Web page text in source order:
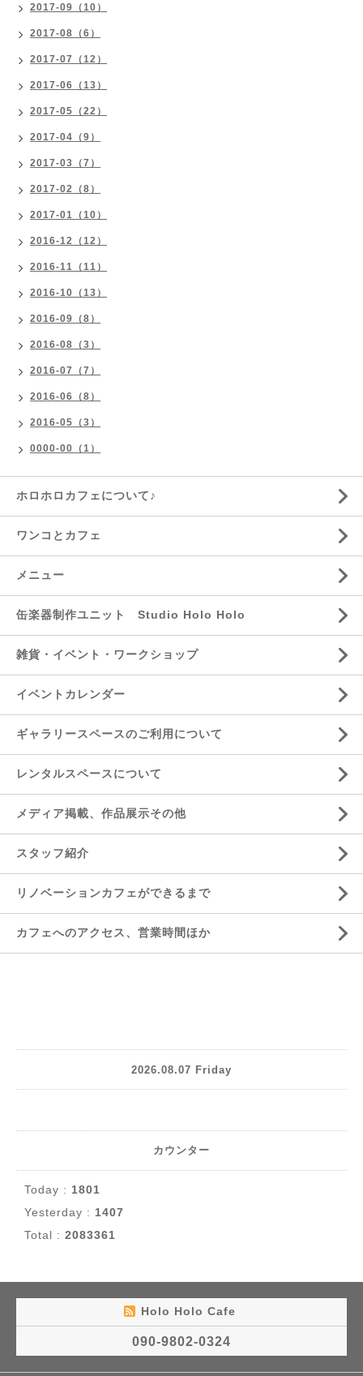
2017-09（10）
2017-08（6）
2017-07（12）
2017-06（13）
2017-05（22）
2017-04（9）
2017-03（7）
2017-02（8）
2017-01（10）
2016-12（12）
2016-11（11）
2016-10（13）
2016-09（8）
2016-08（3）
2016-07（7）
2016-06（8）
2016-05（3）
0000-00（1）
ホロホロカフェについて♪
ワンコとカフェ
メニュー
缶楽器制作ユニット Studio Holo Holo
雑貨・イベント・ワークショップ
イベントカレンダー
ギャラリースペースのご利用について
レンタルスペースについて
メディア掲載、作品展示その他
スタッフ紹介
リノベーションカフェができるまで
カフェへのアクセス、営業時間ほか
2026.08.07 Friday
カウンター
Today : 1801
Yesterday : 1407
Total : 2083361
Holo Holo Cafe
090-9802-0324